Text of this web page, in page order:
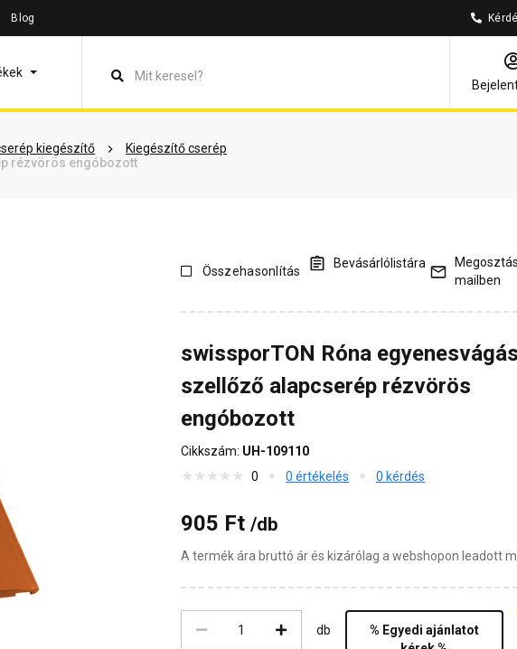
Blog
kiegészítő
Kiegészítő cserép
rézvörös engóbozott
Termékinformáció Vásárlói vélemények Kérdések és válaszok
Összehasonlítás
Bevásárlólistára
mailben
swissporTON Róna
szellőző alapcserép rézvörös
engóbozott
Cikkszám: UH-109110
0
0 értékelés 0 kérdés
905 Ft /db
A termék ára bruttó ár és kizárólag a webshopon leadott
db
% Egyedi ajánlatot